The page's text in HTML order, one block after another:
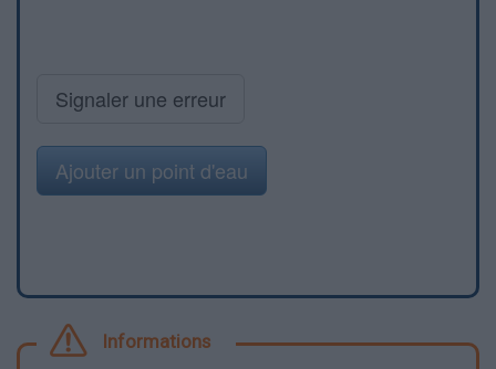
Signaler une erreur
Ajouter un point d'eau
Informations